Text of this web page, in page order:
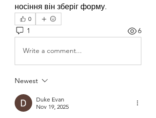
носіння він зберіг форму.
0
1 6
Write a comment...
Newest
Duke Evan
Nov 19, 2025